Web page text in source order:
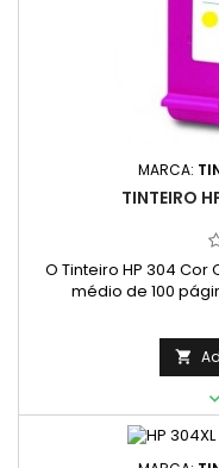
MARCA:
TINTEIRO
O Tinteiro HP 304
médio de 100
capacidade, garante
Ideal para quem
frequência, sem
cartucho é
